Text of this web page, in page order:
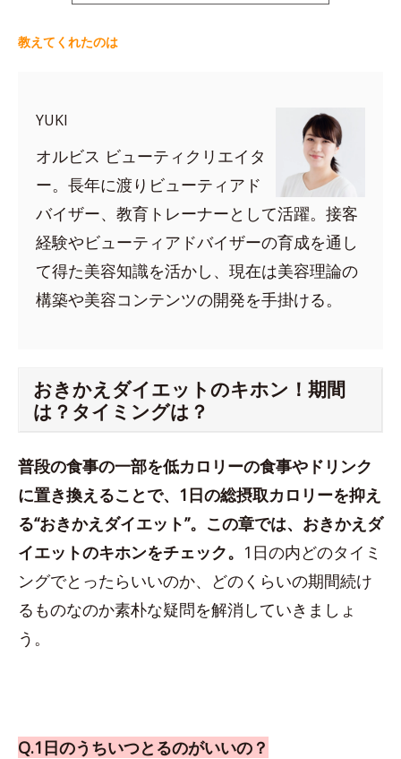
教えてくれたのは
YUKI
オルビス ビューティクリエイタ
ー。長年に渡りビューティアド
バイザー、教育トレーナーとして活躍。接客
経験やビューティアドバイザーの育成を通し
て得た美容知識を活かし、現在は美容理論の
構築や美容コンテンツの開発を手掛ける。
おきかえダイエットのキホン！期間
は？タイミングは？
普段の食事の一部を低カロリーの食事やドリンク
に置き換えることで、1日の総摂取カロリーを抑え
る“おきかえダイエット”。この章では、おきかえダ
イエットのキホンをチェック。 1日の内どのタイミ
ングでとったらいいのか、どのくらいの期間続け
るものなのか素朴な疑問を解消していきましょ
う。
Q.1日のうちいつとるのがいいの？